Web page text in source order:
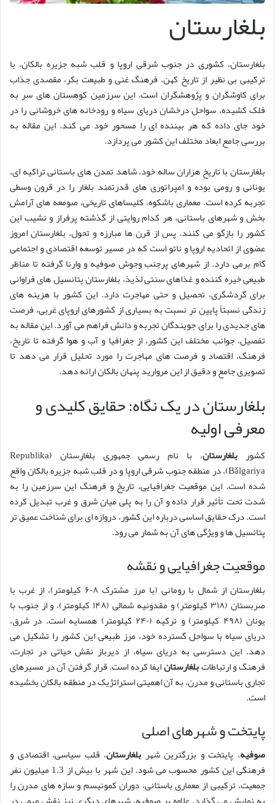
بلغارستان
بلغارستان، کشوری در جنوب شرقی اروپا و قلب شبه جزیره بالکان، با
ترکیبی بی نظیر از تاریخ کهن، فرهنگ غنی و طبیعت بکر، مقصدی جذاب
برای کاوشگران و پژوهشگران است. این سرزمین کوهستان های سر به
فلک کشیده، سواحل درخشان دریای سیاه و رودخانه های خروشانی را در
خود جای داده که هر بیننده ای را مسحور خود می کند. این مقاله به
بررسی جامع ابعاد مختلف این کشور می پردازد.
بلغارستان با تاریخ هزاران ساله خود، شاهد تمدن های باستانی تراکیه ای،
یونانی و رومی بوده و امپراتوری های قدرتمند بلغار را در قرون وسطی
تجربه کرده است. معماری باشکوه، کلیساهای تاریخی، صومعه های آرامش
بخش و شهرهای باستانی، هر کدام روایتی از گذشته پرفراز و نشیب این
کشور را بازگو می کنند. پس از قرن ها مبارزه و تحول، بلغارستان امروز
عضوی از اتحادیه اروپا و ناتو است که در مسیر توسعه اقتصادی و اجتماعی
گام برمی دارد. از شهرهای پرجنب وجوش صوفیه و وارنا گرفته تا مناظر
طبیعی خیره کننده و غذاهای سنتی لذیذ، بلغارستان پتانسیل های فراوانی
برای گردشگری، تحصیل و حتی مهاجرت دارد. این کشور با هزینه های
زندگی نسبتاً پایین تر نسبت به بسیاری از کشورهای اروپای غربی، فرصت
های جدیدی را برای جویندگان تجربه و دانش فراهم می آورد. این مقاله به
تفصیل، جوانب مختلف این کشور، از جغرافیا و آب و هوا گرفته تا تاریخ،
فرهنگ، اقتصاد و فرصت های مهاجرت را مورد تحلیل قرار می دهد تا
تصویری جامع و دقیق از این مروارید پنهان بالکان ارائه دهد.
بلغارستان در یک نگاه: حقایق کلیدی و
معرفی اولیه
کشوربلغارستان
، با نام رسمی جمهوری بلغارستان (Republika
Bǎlgariya)، در منطقه جنوب شرقی اروپا و در قلب شبه جزیره بالکان واقع
شده است. این موقعیت جغرافیایی، تاریخ و فرهنگ این سرزمین را به
شدت تحت تأثیر قرار داده و آن را به پلی میان شرق و غرب تبدیل کرده
است. درک حقایق اساسی درباره این کشور، دروازه ای برای شناخت عمیق تر
پتانسیل ها و ویژگی های آن به شمار می رود.
موقعیت جغرافیایی و نقشه
بلغارستان از شمال با رومانی (با مرز مشترک ۶۰۸ کیلومتر)، از غرب با
صربستان (۳۱۸ کیلومتر) و مقدونیه شمالی (۱۴۸ کیلومتر)، و از جنوب با
یونان (۴۹۸ کیلومتر) و ترکیه (۲۴۰ کیلومتر) همسایه است. در شرق،
دریای سیاه با سواحل گسترده خود، مرز طبیعی این کشور را تشکیل می
دهد. این دسترسی به دریای سیاه، از دیرباز نقش حیاتی در تجارت،
فرهنگ و ارتباطاتبلغارستانایفا کرده است. قرار گرفتن آن در مسیرهای
تجاری باستانی و مدرن، به آن اهمیتی استراتژیک در منطقه بالکان بخشیده
است.
پایتخت و شهرهای اصلی
صوفیه، پایتخت و بزرگترین شهر بلغارستان، قلب سیاسی، اقتصادی و
فرهنگی این کشور محسوب می شود. این شهر با بیش از 1.3 میلیون نفر
جمعیت، ترکیبی از معماری باستانی، دوران کمونیسم و سازه های مدرن را